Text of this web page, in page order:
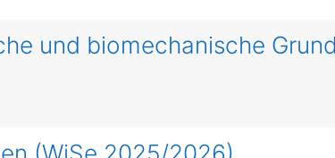
und biomechanische